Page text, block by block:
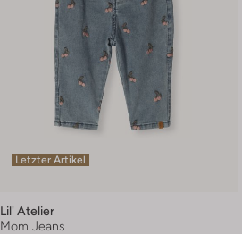
Letzter Artikel
Lil' Atelier
Mom Jeans